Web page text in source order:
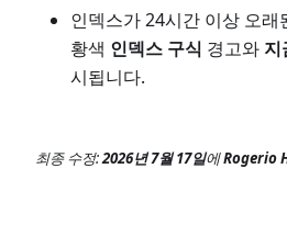
인덱스가 24시간 이상 오래
황색 인덱스 구식 경고와 지
시됩니다.
최종 수정:2026년 7월 17일에Rogerio